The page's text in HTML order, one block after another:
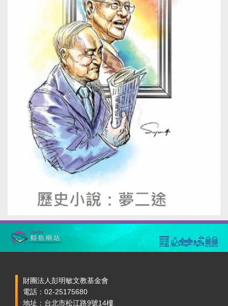
財團法人彭明敏文教基金會
電話：02-25175680
地址：台北市松江路9號14樓